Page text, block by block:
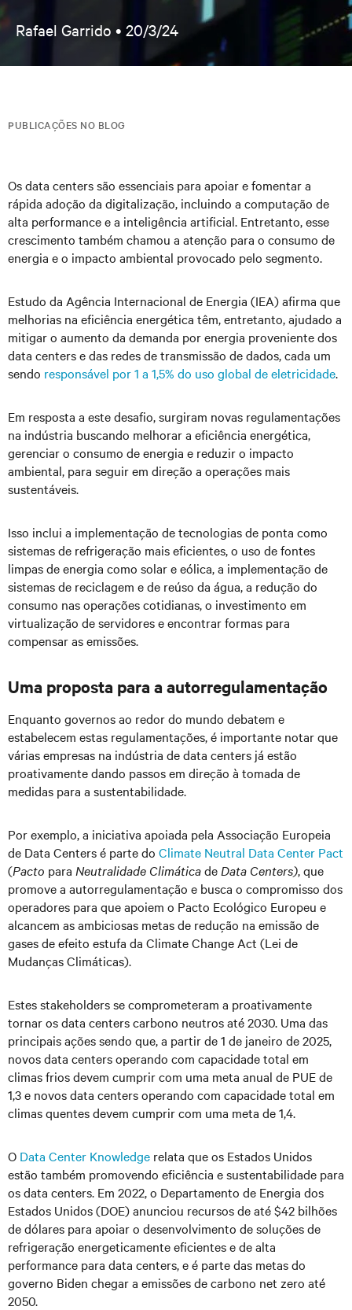
Rafael Garrido • 20/3/24
PUBLICAÇÕES NO BLOG
Os data centers são essenciais para apoiar e fomentar a
rápida adoção da digitalização, incluindo a computação de
alta performance e a inteligência artificial. Entretanto, esse
crescimento também chamou a atenção para o consumo de
energia e o impacto ambiental provocado pelo segmento.
Estudo da Agência Internacional de Energia (IEA) afirma que
melhorias na eficiência energética têm, entretanto, ajudado a
mitigar o aumento da demanda por energia proveniente dos
data centers e das redes de transmissão de dados, cada um
sendo responsável por 1 a 1,5% do uso global de eletricidade.
Em resposta a este desafio, surgiram novas regulamentações
na indústria buscando melhorar a eficiência energética,
gerenciar o consumo de energia e reduzir o impacto
ambiental, para seguir em direção a operações mais
sustentáveis.
Isso inclui a implementação de tecnologias de ponta como
sistemas de refrigeração mais eficientes, o uso de fontes
limpas de energia como solar e eólica, a implementação de
sistemas de reciclagem e de reúso da água, a redução do
consumo nas operações cotidianas, o investimento em
virtualização de servidores e encontrar formas para
compensar as emissões.
Uma proposta para a autorregulamentação
Enquanto governos ao redor do mundo debatem e
estabelecem estas regulamentações, é importante notar que
várias empresas na indústria de data centers já estão
proativamente dando passos em direção à tomada de
medidas para a sustentabilidade.
Por exemplo, a iniciativa apoiada pela Associação Europeia
de Data Centers é parte do Climate Neutral Data Center Pact
(Pacto para Neutralidade Climáticade Data Centers), que
promove a autorregulamentação e busca o compromisso dos
operadores para que apoiem o Pacto Ecológico Europeu e
alcancem as ambiciosas metas de redução na emissão de
gases de efeito estufa da Climate Change Act (Lei de
Mudanças Climáticas).
Estes stakeholders se comprometeram a proativamente
tornar os data centers carbono neutros até 2030. Uma das
principais ações sendo que, a partir de 1 de janeiro de 2025,
novos data centers operando com capacidade total em
climas frios devem cumprir com uma meta anual de PUE de
1,3 e novos data centers operando com capacidade total em
climas quentes devem cumprir com uma meta de 1,4.
O Data Center Knowledge relata que os Estados Unidos
estão também promovendo eficiência e sustentabilidade para
os data centers. Em 2022, o Departamento de Energia dos
Estados Unidos (DOE) anunciou recursos de até $42 bilhões
de dólares para apoiar o desenvolvimento de soluções de
refrigeração energeticamente eficientes e de alta
performance para data centers, e é parte das metas do
governo Biden chegar a emissões de carbono net zero até
2050.